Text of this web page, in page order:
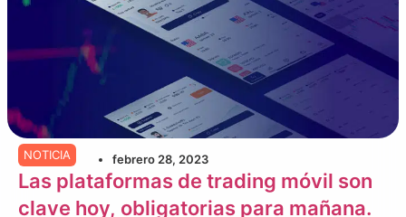
NOTICIA febrero 28, 2023
Las plataformas de trading móvil son
clave hoy, obligatorias para mañana.